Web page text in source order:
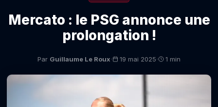
Mercato : le PSG annonce une
prolongation !
Par Guillaume Le Roux· 19 mai 2025· 1 min